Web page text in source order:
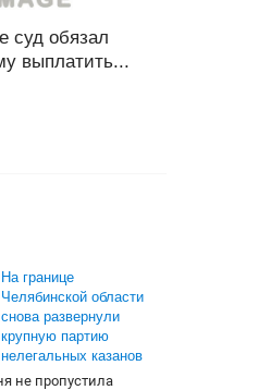
суд обязал
выплатить...
На границе
Челябинской области
снова развернули
крупную партию
нелегальных казанов
не пропустила